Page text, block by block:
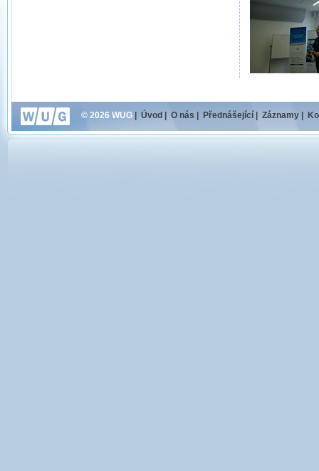
© 2026 WUG Úvod O nás Přednášející Záznamy